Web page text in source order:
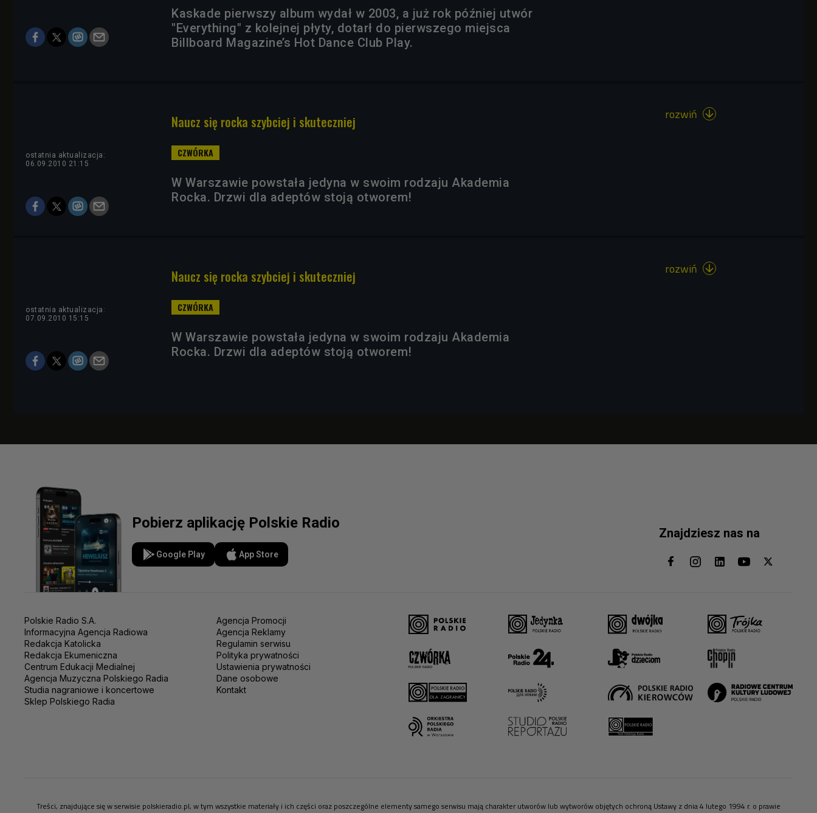
Kaskade pierwszy album wydał w 2003, a już rok później utwór
"Everything" z kolejnej płyty, dotarł do pierwszego miejsca
Billboard Magazine’s Hot Dance Club Play.
Naucz się rocka szybciej i skuteczniej
ostatnia aktualizacja:
06.09.2010 21:15
W Warszawie powstała jedyna w swoim rodzaju Akademia
Rocka. Drzwi dla adeptów stoją otworem!
rozwiń 
Naucz się rocka szybciej i skuteczniej
ostatnia aktualizacja:
07.09.2010 15:15
W Warszawie powstała jedyna w swoim rodzaju Akademia
Rocka. Drzwi dla adeptów stoją otworem!
rozwiń 
Pobierz aplikację Polskie Radio
Google Play App Store
Znajdziesz nas na
Polskie Radio S.A.
Informacyjna Agencja Radiowa
Redakcja Katolicka
Redakcja Ekumeniczna
Centrum Edukacji Medialnej
Agencja Muzyczna Polskiego Radia
Studia nagraniowe i koncertowe
Sklep Polskiego Radia
Agencja Promocji
Agencja Reklamy
Regulamin serwisu
Polityka prywatności
Ustawienia prywatności
Dane osobowe
Kontakt
Treści, znajdujące się w serwisie polskieradio.pl, w tym wszystkie materiały i ich części oraz poszczególne elementy samego serwisu mają charakter utworów lub wytworów objętych ochroną Ustawy z dnia 4 lutego 1994 r. o prawie